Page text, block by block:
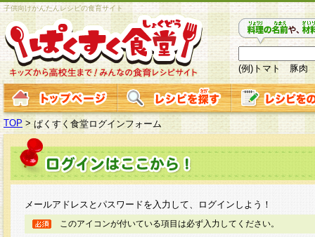
子供向けかんたんレシピの食育サイト
(例)トマト 豚肉
TOP > ぱくすく食堂ログインフォーム
メールアドレスとパスワードを入力して、ログインしよう！
このアイコンが付いている項目は必ず入力してください。